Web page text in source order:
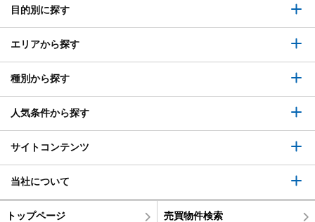
目的別に探す
エリアから探す
種別から探す
人気条件から探す
サイトコンテンツ
当社について
トップページ 売買物件検索